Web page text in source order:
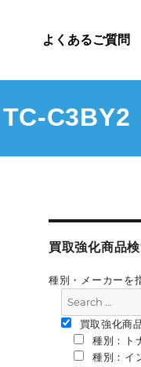
よくあるご質問
C3BY2
買取強化商品
種別・メーカーを
買取強化商
種別：ト
種別：イ